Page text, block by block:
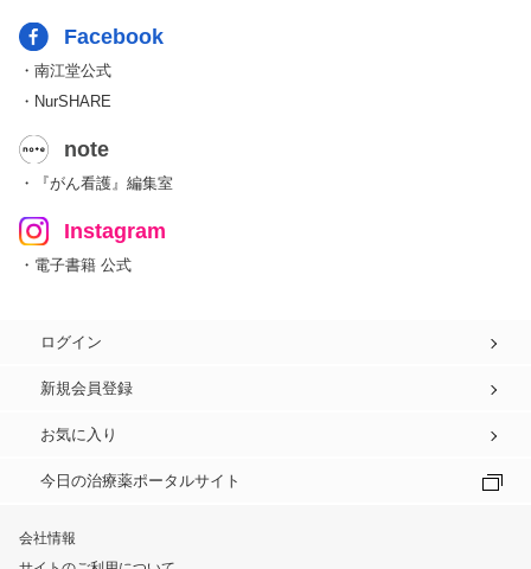
Facebook
・南江堂公式
・NurSHARE
note
・『がん看護』編集室
Instagram
・電子書籍 公式
ログイン
新規会員登録
お気に入り
今日の治療薬ポータルサイト
会社情報